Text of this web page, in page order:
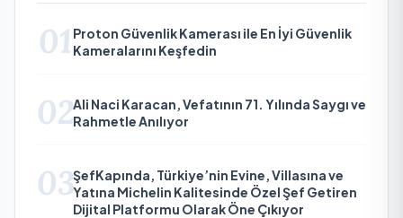
01 Proton Güvenlik Kamerası ile En İyi Güvenlik
Kameralarını Keşfedin
02Ali Naci Karacan, Vefatının 71. Yılında Saygı ve
Rahmetle Anılıyor
03ŞefKapında, Türkiye’nin Evine, Villasına ve
Yatına Michelin Kalitesinde Özel Şef Getiren
Dijital Platformu Olarak Öne Çıkıyor